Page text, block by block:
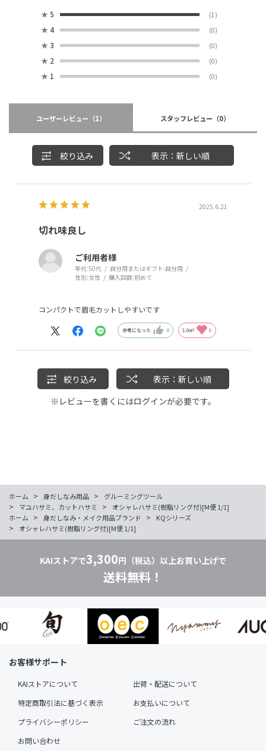
★ 5 (1)
★ 4 (0)
★ 3 (0)
★ 2 (0)
★ 1 (0)
ユーザーレビュー （1） スタッフレビュー （0）
絞り込み 表示：新しい順
2025.6.21
切れ味良し
ご利用者様
年代:50代 自分用またはギフト:自分用
性別:女性 購入回数:初めて
コンパクトで眉毛カットしやすいです
参考になった 0 Like! 0
絞り込み
表示：新しい順
※レビューを書くにはログインが必要です。
ホーム > 身だしなみ用品 > グルーミングツール
> マユハサミ、カットハサミ >
オシャレハサミ(樹脂リング付)[M便 1/1]
ホーム
> 身だしなみ・メイク用品ブランド > KQシリーズ
> オシャレハサミ(樹脂リング付)[M便 1/1]
KAIストアで3,300円（税込）以上お買い上げで
送料無料！
お客様サポート
KAIストアについて
出荷・配送について
特定商取引法に基づく表示
お支払いについて
プライバシーポリシー
ご注文の流れ
お問い合わせ